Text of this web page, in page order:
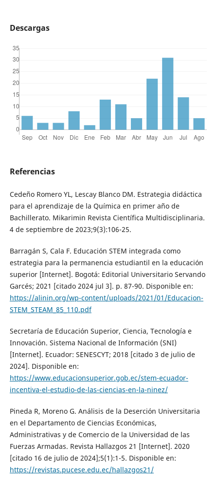
Descargas
Referencias
Cedeño Romero YL, Lescay Blanco DM. Estrategia didáctica
para el aprendizaje de la Química en primer año de
Bachillerato. Mikarimin Revista Científica Multidisciplinaria.
4 de septiembre de 2023;9(3):106-25.
Barragán S, Cala F. Educación STEM integrada como
estrategia para la permanencia estudiantil en la educación
superior [Internet]. Bogotá: Editorial Universitario Servando
Garcés; 2021 [citado 2024 jul 3]. p. 87-90. Disponible en:
https://alinin.org/wp-content/uploads/2021/01/Educacion-
STEM_STEAM_85_110.pdf
Secretaría de Educación Superior, Ciencia, Tecnología e
Innovación. Sistema Nacional de Información (SNI)
[Internet]. Ecuador: SENESCYT; 2018 [citado 3 de julio de
2024]. Disponible en:
https://www.educacionsuperior.gob.ec/stem-ecuador-
incentiva-el-estudio-de-las-ciencias-en-la-ninez/
Pineda R, Moreno G. Análisis de la Deserción Universitaria
en el Departamento de Ciencias Económicas,
Administrativas y de Comercio de la Universidad de las
Fuerzas Armadas. Revista Hallazgos 21 [Internet]. 2020
[citado 16 de julio de 2024];5(1):1-5. Disponible en:
https://revistas.pucese.edu.ec/hallazgos21/